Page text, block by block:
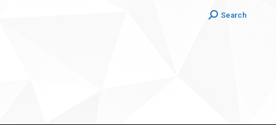
Search:
Search